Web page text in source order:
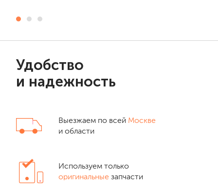
Удобство
и надежность
Выезжаем по всей Москве
и области
Используем только
оригинальные запчасти